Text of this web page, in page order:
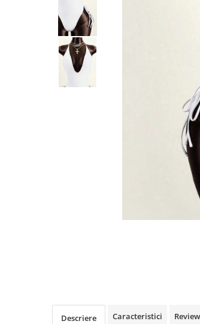
Descriere Caracteristici